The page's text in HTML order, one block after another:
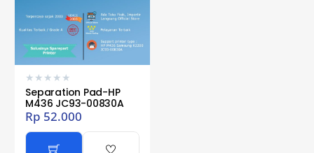
★ ★ ★ ★ ★
Separation Pad-HP
M436 JC93-00830A
Rp 52.000